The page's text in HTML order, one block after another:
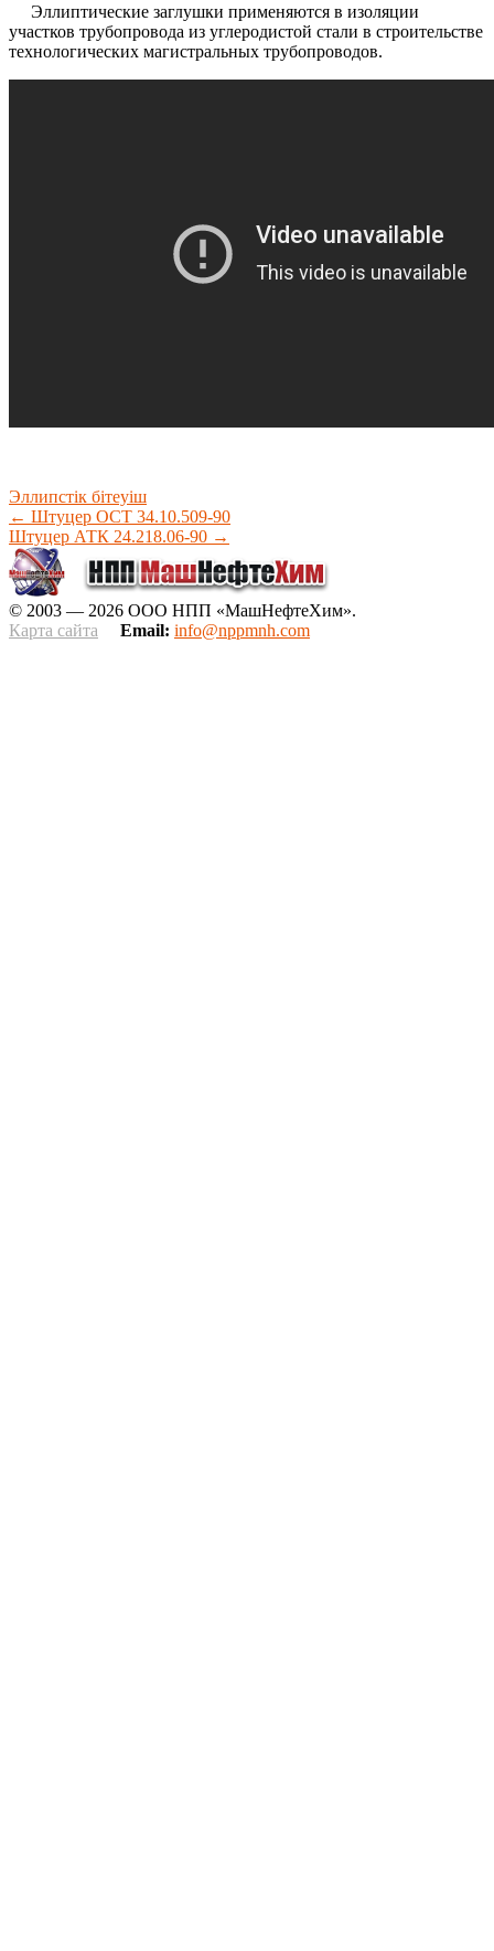
Эллиптические заглушки применяются в изоляции
участков трубопровода из углеродистой стали в строительстве
технологических магистральных трубопроводов.
Эллипстік бітеуіш
← Штуцер ОСТ 34.10.509-90
Штуцер АТК 24.218.06-90 →
© 2003 — 2026 ООО НПП «МашНефтеХим».
Карта сайта
Email: info@nppmnh.com